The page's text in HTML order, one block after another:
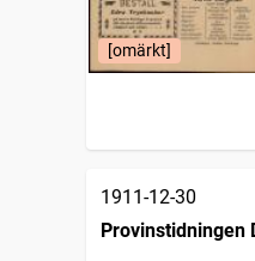
[omärkt]
1911-12-30
Provinstidningen